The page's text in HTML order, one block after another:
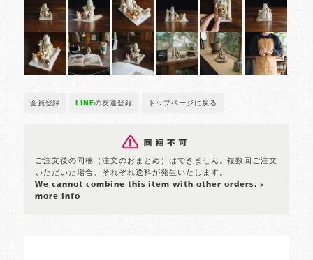
会員登録 LINEの友達登録 トップページに戻る
ご注文後の同梱（注文のおまとめ）はできません。複数回ご注文
いただいた場合、それぞれ送料が発生いたします。
We cannot combine this item with other orders. >
more info